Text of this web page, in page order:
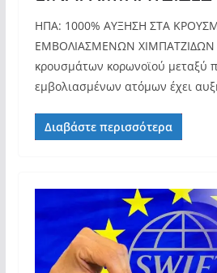
ΗΠΑ: 1000% ΑΥΞΗΣΗ ΣΤΑ
ΕΜΒΟΛΙΑΣΜΕΝΩΝ ΧΙΜΠΑΤΖΙΔΩΝ
κρουσμάτων κορωνοϊού μεταξύ
εμβολιασμένων ατόμων έχει
Διαβάστε περισσότερα